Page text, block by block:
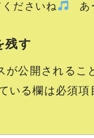
ださいね あ
残す
が公開されるこ
いる欄は必須項